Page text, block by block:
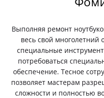
Выполняя ремонт
весь свой
специальные
потребоваться
обеспечение. Тесное
позволяет мастерам
сложности и полностью